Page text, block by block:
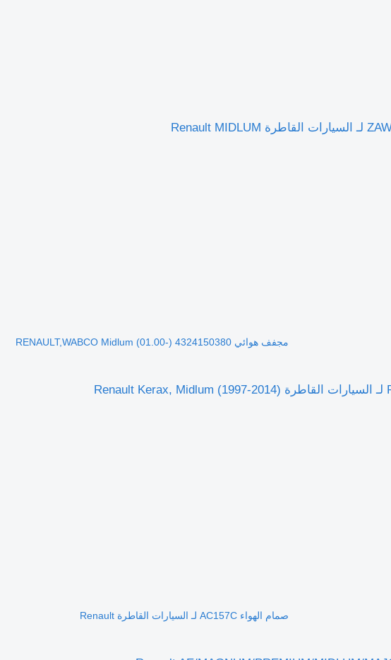
مجفف هوائي RENAULT,WABCO Midlum (01.00-) 4324150380
صمام الهواء AC157C لـ السيارات القاطرة Renault